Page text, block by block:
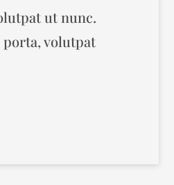
ut nunc.
porta, volutpat